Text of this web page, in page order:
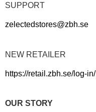
SUPPORT
zelectedstores@zbh.se
NEW RETAILER
https://retail.zbh.se/log-in/
OUR STORY